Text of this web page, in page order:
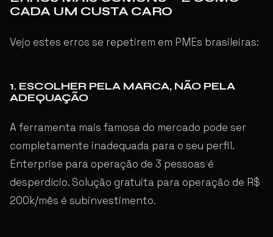
CADA UM CUSTA CARO
Vejo estes erros se repetirem em PMEs brasileiras:
1. ESCOLHER PELA MARCA, NÃO PELA
ADEQUAÇÃO
A ferramenta mais famosa do mercado pode ser
completamente inadequada para o seu perfil.
Enterprise para operação de 3 pessoas é
desperdício. Solução gratuita para operação de R$
200k/mês é subinvestimento.